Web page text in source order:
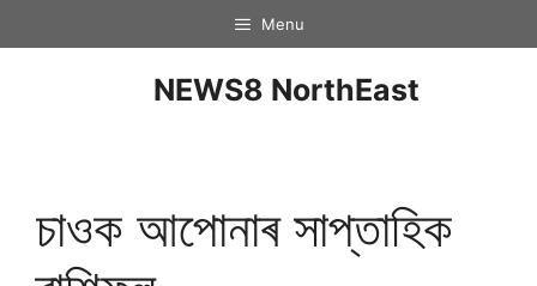
Menu
NEWS8 NorthEast
চাওক আপােনাৰ সাপ্তাহিক